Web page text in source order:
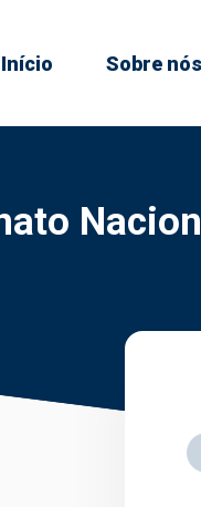
Início Sobre nós